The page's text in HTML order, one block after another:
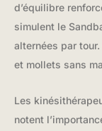
d’équilibre
simulent le
alternées par
et mollets sans
Les
notent